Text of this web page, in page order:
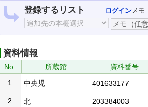
登録するリスト ログインメモ
資料情報
No. 所蔵館 資料番号
1
中央児 401633177
2 北 203384003